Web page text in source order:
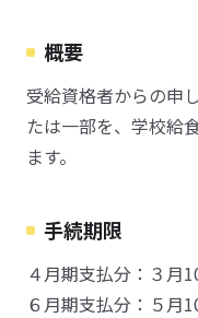
概要
受給資格者からの申
たは一部を、学校給
ます。
手続期限
４月期支払分：３月
６月期支払分：５月